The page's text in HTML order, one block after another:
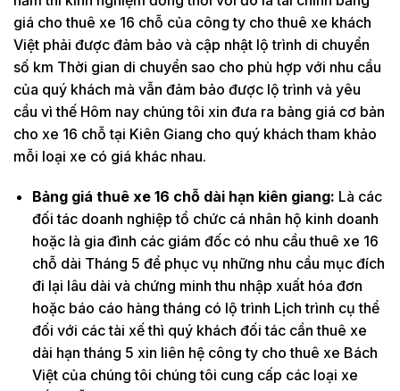
giá cho thuê xe 16 chỗ của công ty cho thuê xe khách
Việt phải được đảm bảo và cập nhật lộ trình di chuyển
số km Thời gian di chuyển sao cho phù hợp với nhu cầu
của quý khách mà vẫn đảm bảo được lộ trình và yêu
cầu vì thế Hôm nay chúng tôi xin đưa ra bảng giá cơ bản
cho xe 16 chỗ tại Kiên Giang cho quý khách tham khảo
mỗi loại xe có giá khác nhau.
Bảng giá thuê xe 16 chỗ dài hạn kiên giang: Là các
đối tác doanh nghiệp tổ chức cá nhân hộ kinh doanh
hoặc là gia đình các giám đốc có nhu cầu thuê xe 16
chỗ dài Tháng 5 để phục vụ những nhu cầu mục đích
đi lại lâu dài và chứng minh thu nhập xuất hóa đơn
hoặc báo cáo hàng tháng có lộ trình Lịch trình cụ thể
đối với các tài xế thì quý khách đối tác cần thuê xe
dài hạn tháng 5 xin liên hệ công ty cho thuê xe Bách
Việt của chúng tôi chúng tôi cung cấp các loại xe